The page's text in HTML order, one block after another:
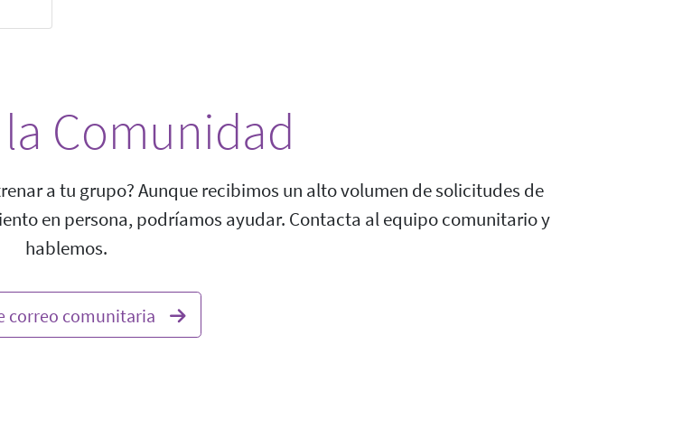
Comunidad
a tu grupo? Aunque recibimos un alto volumen de solicitudes de
en persona, podríamos ayudar. Contacta al equipo comunitario y
hablemos.
correo comunitaria